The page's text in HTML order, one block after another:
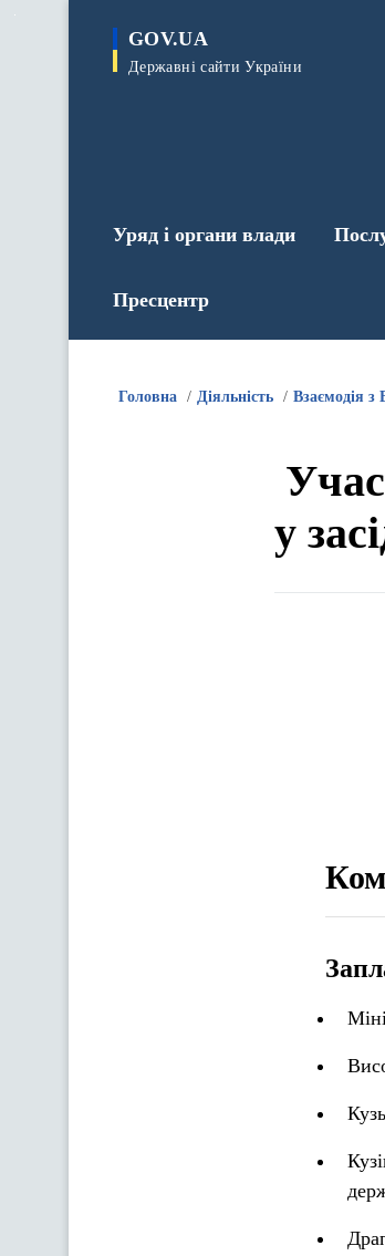
GOV.UA
Державні сайти України
Уряд і органи влади
Пресцентр
Головна Діяльність Взаємодія
у